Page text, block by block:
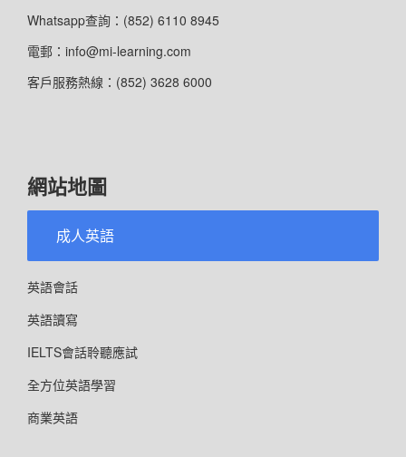
Whatsapp查詢：(852) 6110 8945
電郵：info@mi-learning.com
客戶服務熱線：(852) 3628 6000
網站地圖
成人英語
英語會話
英語讀寫
IELTS會話聆聽應試
全方位英語學習
商業英語